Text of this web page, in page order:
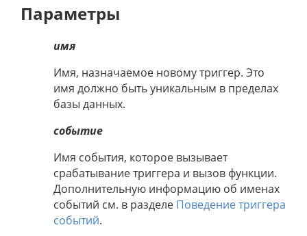
Параметры
имя
Имя, назначаемое новому триггер. Это
имя должно быть уникальным в пределах
базы данных.
событие
Имя события, которое вызывает
срабатывание триггера и вызов функции.
Дополнительную информацию об именах
событий см. в разделе Поведение триггера
событий.